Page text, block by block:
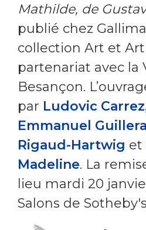
Mathilde, de
publié chez
collection Art et
partenariat avec la
Besançon.
par Ludovic
Emmanuel
Rigaud-Hartwig et
Madeline. La
lieu mardi 20
Salons de